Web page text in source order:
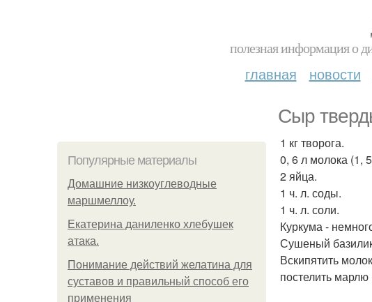
полезная информация о
главная новости
Сыр
Популярные материалы
Домашние низкоуглеводные
маршмеллоу.
Екатерина даниленко хлебушек
атака.
Понимание действий желатина для
суставов и правильный способ его
применения
1 кг творога.
0, 6 л молока (1,
2 яйца.
1 ч. л. соды.
1 ч. л. соли.
Куркума -
Сушеный
Вскипятить
постелить